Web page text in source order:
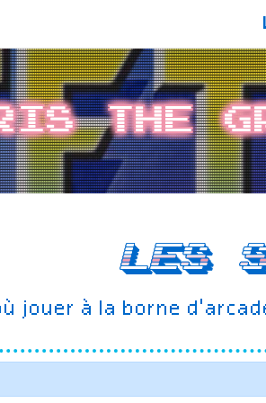
The
Les
jouer à la borne